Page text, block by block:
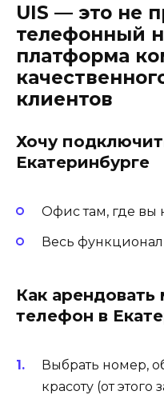
UIS — это не
телефонный
платформа
клиентов
Хочу
Екатеринбурге
Офис там, где вы
Весь
Как
телефон в
Выбрать номер,
красоту (от этого